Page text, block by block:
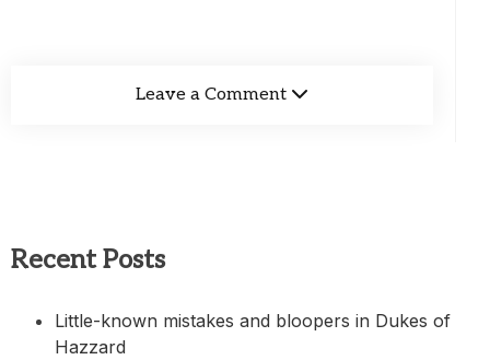
Leave a Comment
Recent Posts
Little-known mistakes and bloopers in Dukes of
Hazzard